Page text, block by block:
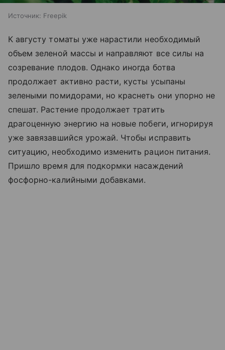
Источник: Freepik
К августу томаты уже нарастили необходимый
объем зеленой массы и направляют все силы на
созревание плодов. Однако иногда ботва
продолжает активно расти, кусты усыпаны
зелеными помидорами, но краснеть они упорно не
спешат. Растение продолжает тратить
драгоценную энергию на новые побеги, игнорируя
уже завязавшийся урожай. Чтобы исправить
ситуацию, необходимо изменить рацион питания.
Пришло время для подкормки насаждений
фосфорно-калийными добавками.